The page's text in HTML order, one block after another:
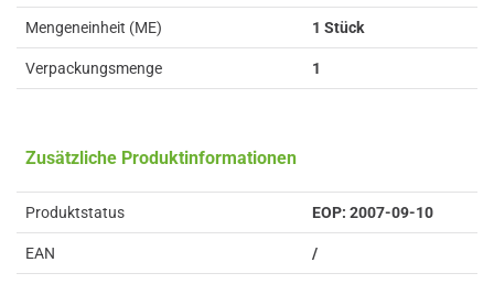
Mengeneinheit (ME) 1 Stück
Verpackungsmenge 1
Zusätzliche Produktinformationen
Produktstatus EOP: 2007-09-10
EAN /